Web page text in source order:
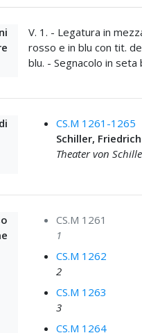
V. 1. - Legatura in
rosso e in blu con tit.
blu. - Segnacolo in seta
CS.M 1261-1265
Schiller, Friedrich
Theater von
CS.M 1261
1
CS.M 1262
2
CS.M 1263
3
CS.M 1264